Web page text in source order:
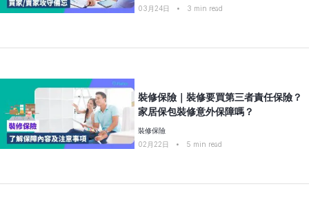
03月24日
• 3 min read
裝修保險｜裝修要買第三者責任保險？
家居保包裝修意外保障嗎？
裝修保險
02月22日
• 5 min read